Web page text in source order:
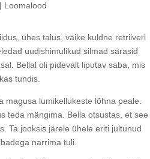
| Loomalood
ühes talus, väike kuldne retriiveri
uudishimulikud silmad särasid
Bellal oli pidevalt liputav saba, mis
tundis.
magusa lumikellukeste lõhna peale.
teda mängima. Bella otsustas, et see
Ta jooksis järele ühele eriti jultunud
narrima tuli.